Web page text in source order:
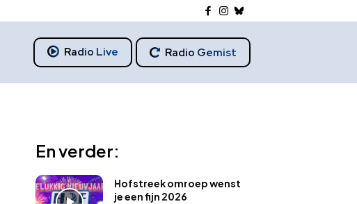
Radio Live Radio Gemist
En verder:
Hofstreek omroep wenst
je een fijn 2026